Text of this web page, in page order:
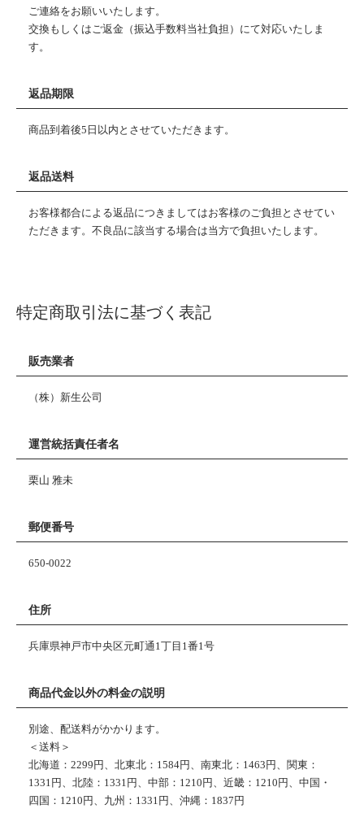
ご連絡をお願いいたします。
交換もしくはご返金（振込手数料当社負担）にて対応いたしま
す。
返品期限
商品到着後5日以内とさせていただきます。
返品送料
お客様都合による返品につきましてはお客様のご負担とさせてい
ただきます。不良品に該当する場合は当方で負担いたします。
特定商取引法に基づく表記
販売業者
（株）新生公司
運営統括責任者名
栗山 雅未
郵便番号
650-0022
住所
兵庫県神戸市中央区元町通1丁目1番1号
商品代金以外の料金の説明
別途、配送料がかかります。
＜送料＞
北海道：2299円、北東北：1584円、南東北：1463円、関東：
1331円、北陸：1331円、中部：1210円、近畿：1210円、中国・
四国：1210円、九州：1331円、沖縄：1837円